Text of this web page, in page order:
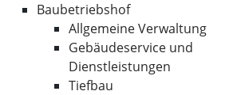
Baubetriebshof
Allgemeine Verwaltung
Gebäudeservice und
Dienstleistungen
Tiefbau